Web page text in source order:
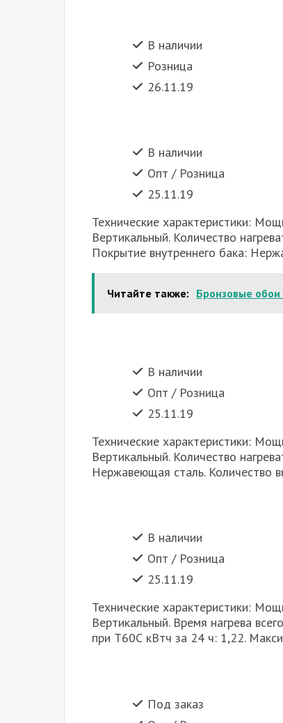
В наличии
Розница
26.11.19
В наличии
Опт / Розница
25.11.19
Технические характеристики:
Вертикальный. Количество
Покрытие внутреннего бака:
Читайте также: Бронзовые
В наличии
Опт / Розница
25.11.19
Технические характеристики:
Вертикальный. Количество
Нержавеющая сталь. Количество
В наличии
Опт / Розница
25.11.19
Технические характеристики:
Вертикальный. Время нагрева
при T60С кВтч за 24 ч: 1,22.
Под заказ